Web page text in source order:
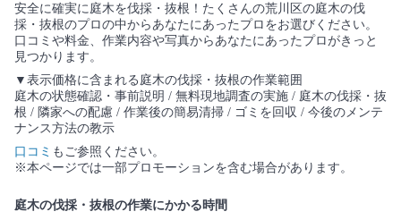
安全に確実に庭木を伐採・抜根！たくさんの荒川区の庭木の伐
採・抜根のプロの中からあなたにあったプロをお選びください。
口コミや料金、作業内容や写真からあなたにあったプロがきっと
見つかります。
▼表示価格に含まれる庭木の伐採・抜根の作業範囲
庭木の状態確認・事前説明 / 無料現地調査の実施 / 庭木の伐採・抜
根 / 隣家への配慮 / 作業後の簡易清掃 / ゴミを回収 / 今後のメンテ
ナンス方法の教示
口コミ もご参照ください。
※本ページでは一部プロモーションを含む場合があります。
庭木の伐採・抜根の作業にかかる時間